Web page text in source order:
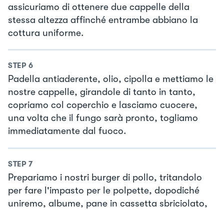
assicuriamo di ottenere due cappelle della
stessa altezza affinché entrambe abbiano la
cottura uniforme.
STEP 6
Padella antiaderente, olio, cipolla e mettiamo le
nostre cappelle, girandole di tanto in tanto,
copriamo col coperchio e lasciamo cuocere,
una volta che il fungo sarà pronto, togliamo
immediatamente dal fuoco.
STEP 7
Prepariamo i nostri burger di pollo, tritandolo
per fare l'impasto per le polpette, dopodiché
uniremo, albume, pane in cassetta sbriciolato,